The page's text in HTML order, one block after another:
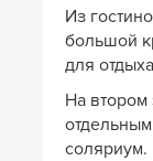
Из
большой
для
На втором
соляриум.